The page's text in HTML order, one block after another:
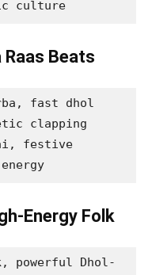
culture
Raas Beats
fast dhol
clapping
festive
Energy Folk
powerful Dhol-